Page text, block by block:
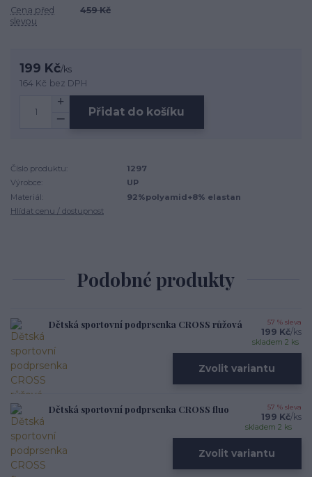
Cena před
slevou
459 Kč
199 Kč/ks
164 Kč bez DPH
Přidat do košíku
Číslo produktu:
1297
Výrobce:
UP
Materiál:
92%polyamid+8% elastan
Hlídat cenu / dostupnost
Podobné produkty
Dětská sportovní podprsenka CROSS růžová 57 % sleva
199 Kč/ks
skladem 2 ks
Zvolit variantu
Dětská sportovní podprsenka CROSS fluo 57 % sleva
199 Kč/ks
skladem 2 ks
Zvolit variantu